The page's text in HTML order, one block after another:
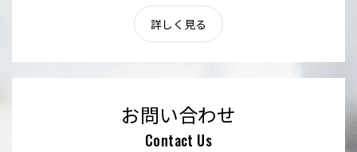
詳しく見る
お問い合わせ
Contact Us